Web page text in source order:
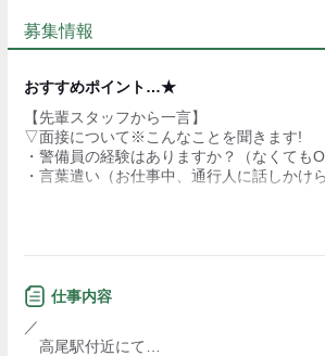
個性が生かせる
デスクワーク
お客様との対話が
少ない
力仕事が少ない
募集情報
おすすめポイント…★
【先輩スタッフから一言】
▽面接について※こんなことを聞きます!
・警備員の経験はありますか？（なくても
・言葉遣い（お仕事中、通行人に話しかけ
現場が終わったあとに、みんなで飲みに行く
30歳くらい離れてたりするんですよ！(笑)
いろいろな世代の話を聞くのは楽しいです！
仕事内容
／
高尾駅付近にて…